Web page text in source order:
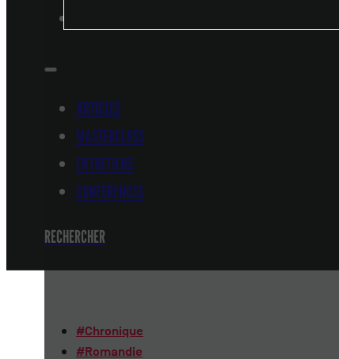
ARTICLES
MASTERCLASS
ENTRETIENS
CONFÉRENCES
RECHERCHER
#Chronique
#Romandie